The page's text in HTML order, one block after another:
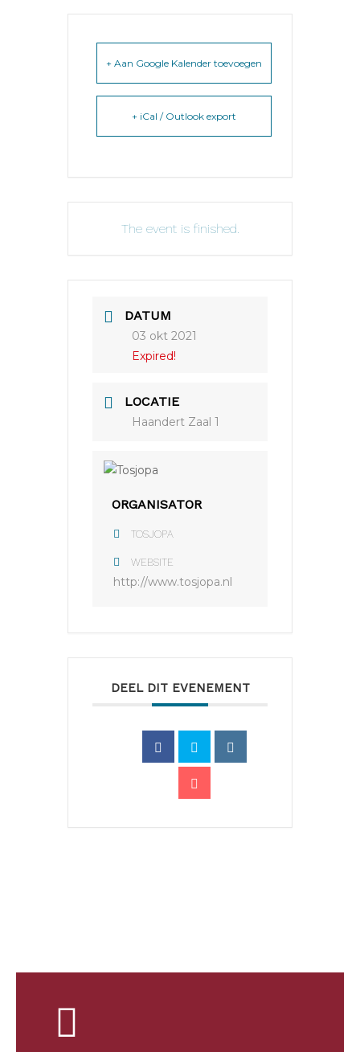
+ Aan Google Kalender toevoegen
+ iCal / Outlook export
The event is finished.
DATUM
03 okt 2021
Expired!
LOCATIE
Haandert Zaal 1
ORGANISATOR
TOSJOPA
WEBSITE
http://www.tosjopa.nl
DEEL DIT EVENEMENT